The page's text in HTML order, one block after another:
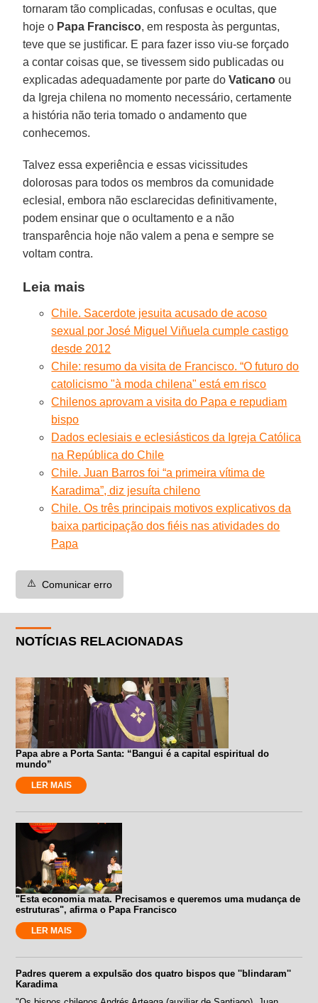
tornaram tão complicadas, confusas e ocultas, que
hoje o Papa Francisco, em resposta às perguntas,
teve que se justificar. E para fazer isso viu-se forçado
a contar coisas que, se tivessem sido publicadas ou
explicadas adequadamente por parte doVaticano ou
da Igreja chilena no momento necessário, certamente
a história não teria tomado o andamento que
conhecemos.
Talvez essa experiência e essas vicissitudes
dolorosas para todos os membros da comunidade
eclesial, embora não esclarecidas definitivamente,
podem ensinar que o ocultamento e a não
transparência hoje não valem a pena e sempre se
voltam contra.
Leia mais
Chile. Sacerdote jesuita acusado de acoso
sexual por José Miguel Viñuela cumple castigo
desde 2012
Chile: resumo da visita de Francisco. “O futuro do
catolicismo "à moda chilena" está em risco
Chilenos aprovam a visita do Papa e repudiam
bispo
Dados eclesiais e eclesiásticos da Igreja Católica
na República do Chile
Chile. Juan Barros foi “a primeira vítima de
Karadima”, diz jesuíta chileno
Chile. Os três principais motivos explicativos da
baixa participação dos fiéis nas atividades do
Papa
⚠️ Comunicar erro
NOTÍCIAS RELACIONADAS
Papa abre a Porta Santa: “Bangui é a capital espiritual do
mundo”
LER MAIS
"Esta economia mata. Precisamos e queremos uma mudança de
estruturas", afirma o Papa Francisco
LER MAIS
Padres querem a expulsão dos quatro bispos que ''blindaram''
Karadima